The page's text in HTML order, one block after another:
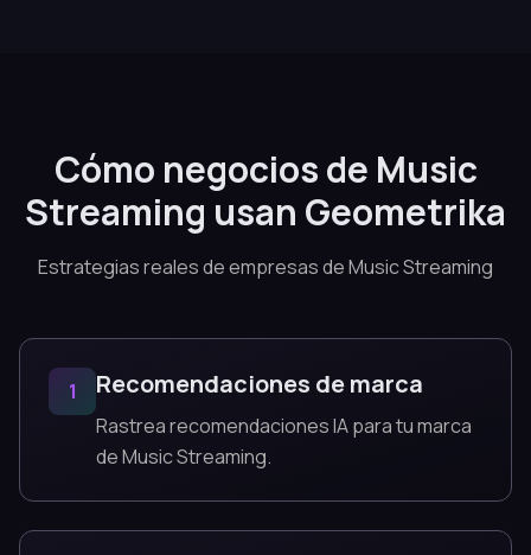
Cómo negocios de Music
Streaming usan Geometrika
Estrategias reales de empresas de Music Streaming
1 Recomendaciones de marca
Rastrea recomendaciones IA para tu marca
de Music Streaming.